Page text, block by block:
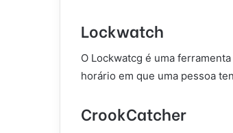
Lockwatch
O Lockwatcg é uma
horário em que uma pessoa
CrookCatcher